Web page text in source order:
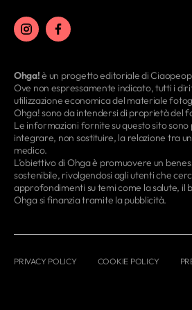
Ohga!è un progetto editoriale di
Ove non espressamente indicato, tutti i
utilizzazione economica del materiale
Ohga! sono da intendersi di proprietà del
Le informazioni fornite su questo sito
integrare, non sostituire, la relazione tra
medico.
L’obiettivo di Ohga è promuovere un
sostenibile, rivolgendosi agli utenti che
approfondimenti su temi come la salute, il
Ohga si finanzia tramite la pubblicità.
PRIVACY POLICY COOKIE POLICY